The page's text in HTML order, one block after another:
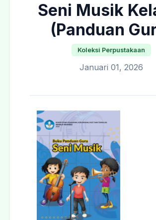
Seni Musik
(Panduan
Koleksi Perpustakaan
Januari 01, 2026